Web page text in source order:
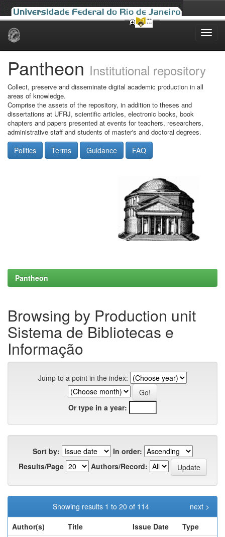
Skip
Pantheon Institutional repository
Collect, preserve and disseminate digital academic production in all
areas of knowledge.
Comprise the assets of the repository, in addition to theses and
dissertations at UFRJ, scientific articles, electronic books, book
chapters and papers presented at events for teachers, researchers,
administrative staff and students of master's and doctoral degrees.
Politics Terms Guidance FAQ
Pantheon
Browsing by Production unit
Sistema de Bibliotecas e
Informação
Jump to a point in the index:
Or type in a year:
Sort by:
In order:
Results/Page
Authors/Record:
Showing results 1 to 20 of 114
next >
Author(s)
Title Issue Date
Type